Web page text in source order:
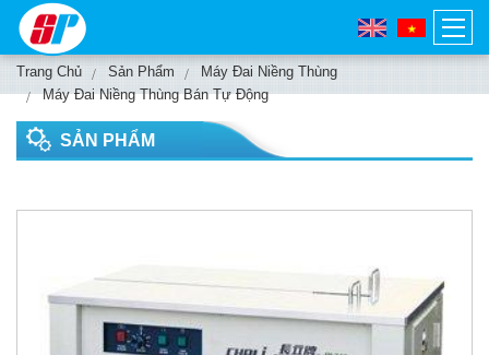
Trang Chủ Sản Phẩm
Máy Đai Niềng Thùng
Máy Đai Niềng Thùng Bán Tự Động
SẢN PHẨM